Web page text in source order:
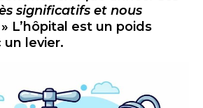
significatifs et nous
» L’hôpital est un poids
levier.